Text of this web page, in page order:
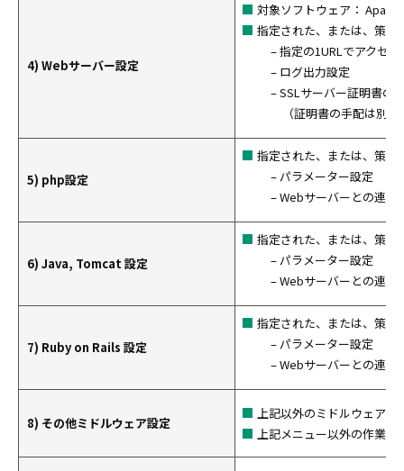
4) Webサーバー設定
対象ソフトウェア：
指定された、または、策定
– 指定の1URLでアクセ
– ログ出力設定
– SSLサーバー証明書の
（証明書の手配は別途
5) php設定
指定された、または、策定
– パラメーター設定
– Webサーバーとの連携
6) Java, Tomcat 設定
指定された、または、策定
– パラメーター設定
– Webサーバーとの連携
7) Ruby on Rails 設定
指定された、または、策定
– パラメーター設定
– Webサーバーとの連携
8) その他ミドルウェア設定
上記以外のミドルウェア設
上記メニュー以外の作業